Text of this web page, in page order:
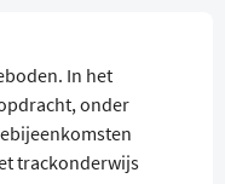
In het
onder
trackonderwijs